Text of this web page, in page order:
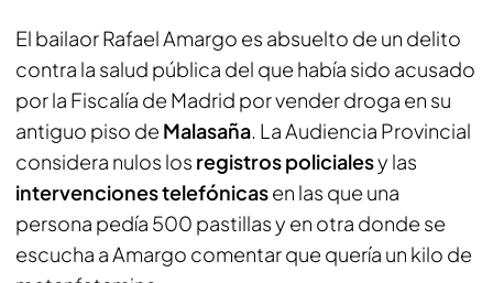
El bailaor Rafael Amargo es absuelto de un delito
contra la salud pública del que había sido acusado
por la Fiscalía de Madrid por vender droga en su
antiguo piso de Malasaña. La Audiencia Provincial
considera nulos los registros policialesy las
intervenciones telefónicasen las que una
persona pedía 500 pastillas y en otra donde se
escucha a Amargo comentar que quería un kilo de